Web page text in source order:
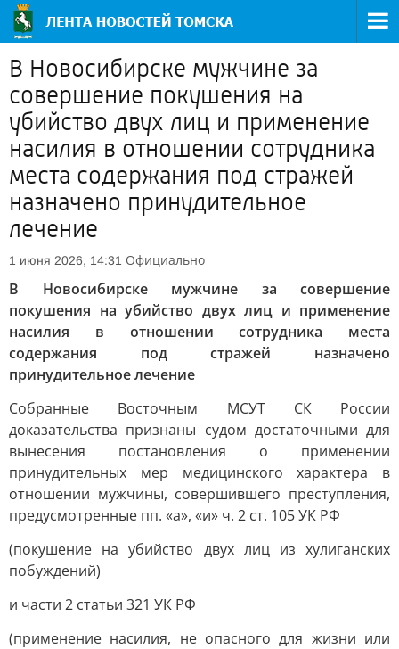
В Новосибирске мужчине за
совершение покушения на
убийство двух лиц и применение
насилия в отношении сотрудника
места содержания под стражей
назначено принудительное
лечение
1 июня 2026, 14:31 Официально
В Новосибирске мужчине за совершение
покушения на убийство двух лиц и применение
насилия в отношении сотрудника места
содержания под стражей назначено
принудительное лечение
Собранные Восточным МСУТ СК России
доказательства признаны судом достаточными для
вынесения постановления о применении
принудительных мер медицинского характера в
отношении мужчины, совершившего преступления,
предусмотренные пп. «а», «и» ч. 2 ст. 105 УК РФ
(покушение на убийство двух лиц из хулиганских
побуждений)
и части 2 статьи 321 УК РФ
(применение насилия, не опасного для жизни или